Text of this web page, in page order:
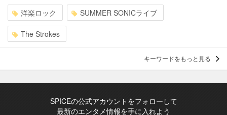
洋楽ロック SUMMER SONICライブ
The Strokes
キーワードをもっと見る
SPICEの公式アカウントをフォローして
最新のエンタメ情報を手に入れよう